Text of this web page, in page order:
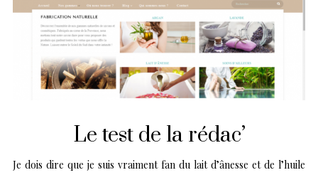
Le test de la rédac’
Je dois dire que je suis vraiment fan du lait d’ânesse et de l’huile